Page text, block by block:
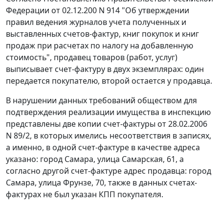
Федерации от 02.12.200 N 914 "Об утверждении
правил ведения журналов учета полученных и
выставленных счетов-фактур, книг покупок и книг
продаж при расчетах по налогу на добавленную
стоимость", продавец товаров (работ, услуг)
выписывает счет-фактуру в двух экземплярах: один
передается покупателю, второй остается у продавца.
В нарушении данных требований обществом для
подтверждения реализации имущества в инспекцию
представлены две копии счет-фактуры от 28.02.2006
N 89/2, в которых имелись несоответствия в записях,
а именно, в одной счет-фактуре в качестве адреса
указано: город Самара, улица Самарская, 61, а
согласно другой счет-фактуре адрес продавца: город
Самара, улица Фрунзе, 70, также в данных счетах-
фактурах не был указан КПП покупателя.